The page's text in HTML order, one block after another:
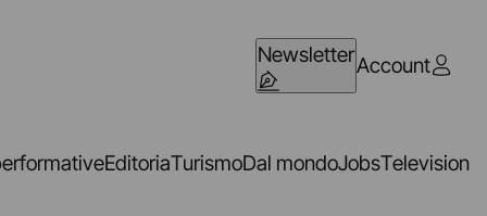
NewsletterAccount
EditoriaTurismoDal mondoJobsTelevision